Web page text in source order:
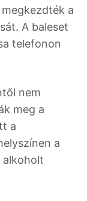
a
A baleset
telefonon
nem
meg a
a
a
alkoholt